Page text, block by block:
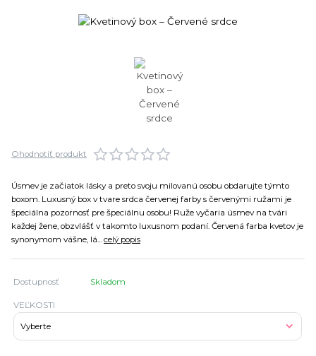
Ohodnotiť produkt
Úsmev je začiatok lásky a preto svoju milovanú osobu obdarujte týmto
boxom. Luxusný box v tvare srdca červenej farby s červenými ružami je
špeciálna pozornosť pre špeciálnu osobu! Ruže vyčaria úsmev na tvári
každej žene, obzvlášť v takomto luxusnom podaní. Červená farba kvetov je
synonymom vášne, lá... celý popis
Dostupnosť Skladom
VEĽKOSTI